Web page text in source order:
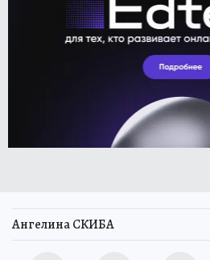
Ангелина СКИБА